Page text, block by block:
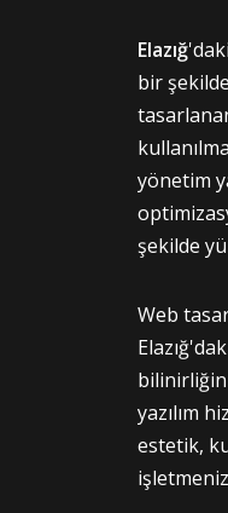
Elazığ
bir
yönetim
şekilde
Web
yazılım
estetik,